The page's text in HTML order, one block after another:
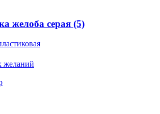
желоба серая (5)
желаний